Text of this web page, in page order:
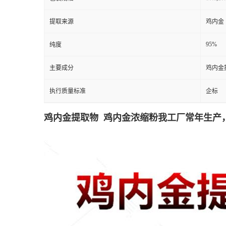
提取来源 鸡内金
纯度 95%
主要成分 鸡内金
执行质量标准 企标
鸡内金提取物 鸡内金浓缩粉我工厂常年生产